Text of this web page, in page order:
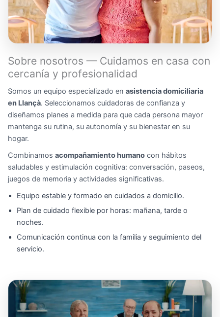
Sobre nosotros — Cuidamos en casa con
cercanía y profesionalidad
Somos un equipo especializado en asistencia domiciliaria
en Llançà. Seleccionamos cuidadoras de confianza y
diseñamos planes a medida para que cada persona mayor
mantenga su rutina, su autonomía y su bienestar en su
hogar.
Combinamos acompañamiento humano con hábitos
saludables y estimulación cognitiva: conversación, paseos,
juegos de memoria y actividades significativas.
Equipo estable y formado en cuidados a domicilio.
Plan de cuidado flexible por horas: mañana, tarde o
noches.
Comunicación continua con la familia y seguimiento del
servicio.